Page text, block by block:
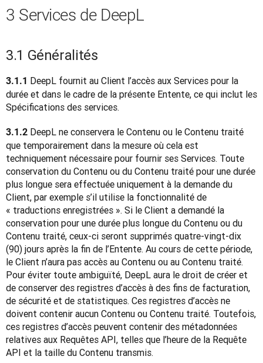
3 Services de DeepL
3.1 Généralités
3.1.1 DeepL fournit au Client l’accès aux Services pour la
durée et dans le cadre de la présente Entente, ce qui inclut les
Spécifications des services.
3.1.2 DeepL ne conservera le Contenu ou le Contenu traité
que temporairement dans la mesure où cela est
techniquement nécessaire pour fournir ses Services. Toute
conservation du Contenu ou du Contenu traité pour une durée
plus longue sera effectuée uniquement à la demande du
Client, par exemple s’il utilise la fonctionnalité de
« traductions enregistrées ». Si le Client a demandé la
conservation pour une durée plus longue du Contenu ou du
Contenu traité, ceux-ci seront supprimés quatre-vingt-dix
(90) jours après la fin de l’Entente. Au cours de cette période,
le Client n’aura pas accès au Contenu ou au Contenu traité.
Pour éviter toute ambiguïté, DeepL aura le droit de créer et
de conserver des registres d’accès à des fins de facturation,
de sécurité et de statistiques. Ces registres d’accès ne
doivent contenir aucun Contenu ou Contenu traité. Toutefois,
ces registres d’accès peuvent contenir des métadonnées
relatives aux Requêtes API, telles que l’heure de la Requête
API et la taille du Contenu transmis.